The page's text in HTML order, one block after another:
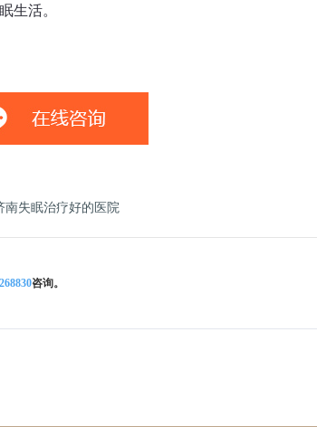
生活。
南失眠治疗好的医院
咨询。